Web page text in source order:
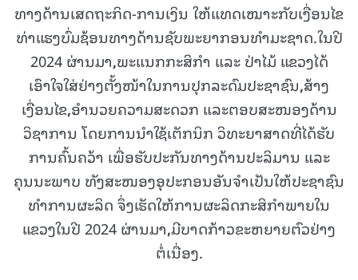
ທາງດ້ານເສດຖະກິດ-ການເງິນ ໃຫ້ແທດເໝາະກັບເງື່ອນໄຂ
ທ່າແຮງບົ່ມຊ້ອນທາງດ້ານຊັບພະຍາກອນທຳມະຊາດ.ໃນປີ
2024 ຜ່ານມາ,ພະແນກກະສິກໍາ ແລະ ປ່າໄມ້ ແຂວງໄດ້
ເອົາໃຈໃສ່ຢ່າງຕັ້ງໜ້າໃນການປຸກລະດົມປະຊາຊົນ,ສ້າງ
ເງື່ອນໄຂ,ອໍານວຍຄວາມສະດວກ ແລະຕອບສະໜອງດ້ານ
ວິຊາການ ໂດຍການນຳໃຊ້ເຕັກນິກ ວິທະຍາສາດທີ່ໄດ້ຮັບ
ການຄົ້ນຄວ້າ ເພື່ອຮັບປະກັນທາງດ້ານປະລິມານ ແລະ
ຄຸນນະພາບ ທັງສະໜອງອຸປະກອນອັນຈໍາເປັນໃຫ້ປະຊາຊົນ
ທໍາການຜະລິດ ຈຶ່ງເຮັດໃຫ້ການຜະລິດກະສິກໍາພາຍໃນ
ແຂວງໃນປີ 2024 ຜ່ານມາ,ມີບາດກ້າວຂະຫຍາຍຕົວຢ່າງ
ຕໍ່ເນື່ອງ.